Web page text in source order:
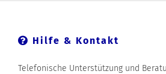
Hilfe & Kontakt
Telefonische Unterstützung und